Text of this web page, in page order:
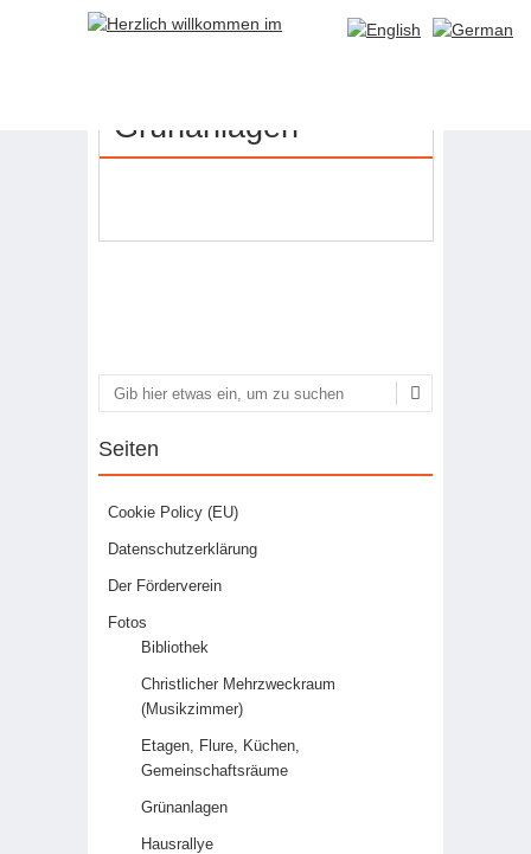
Grünanlagen
Suchen
Seiten
Cookie Policy (EU)
Datenschutzerklärung
Der Förderverein
Fotos
Bibliothek
Christlicher Mehrzweckraum
(Musikzimmer)
Etagen, Flure, Küchen,
Gemeinschaftsräume
Grünanlagen
Hausrallye